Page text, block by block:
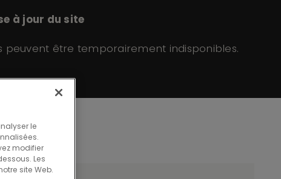
à jour du site
peuvent être temporairement indisponibles.
le
modifier
Les
site Web.